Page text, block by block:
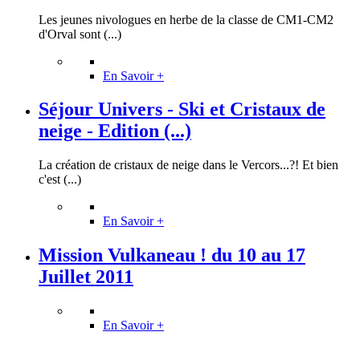
Les jeunes nivologues en herbe de la classe de CM1-CM2
d'Orval sont (...)
En Savoir +
Séjour Univers - Ski et Cristaux de
neige - Edition (...)
La création de cristaux de neige dans le Vercors...?! Et bien
c'est (...)
En Savoir +
Mission Vulkaneau ! du 10 au 17
Juillet 2011
En Savoir +